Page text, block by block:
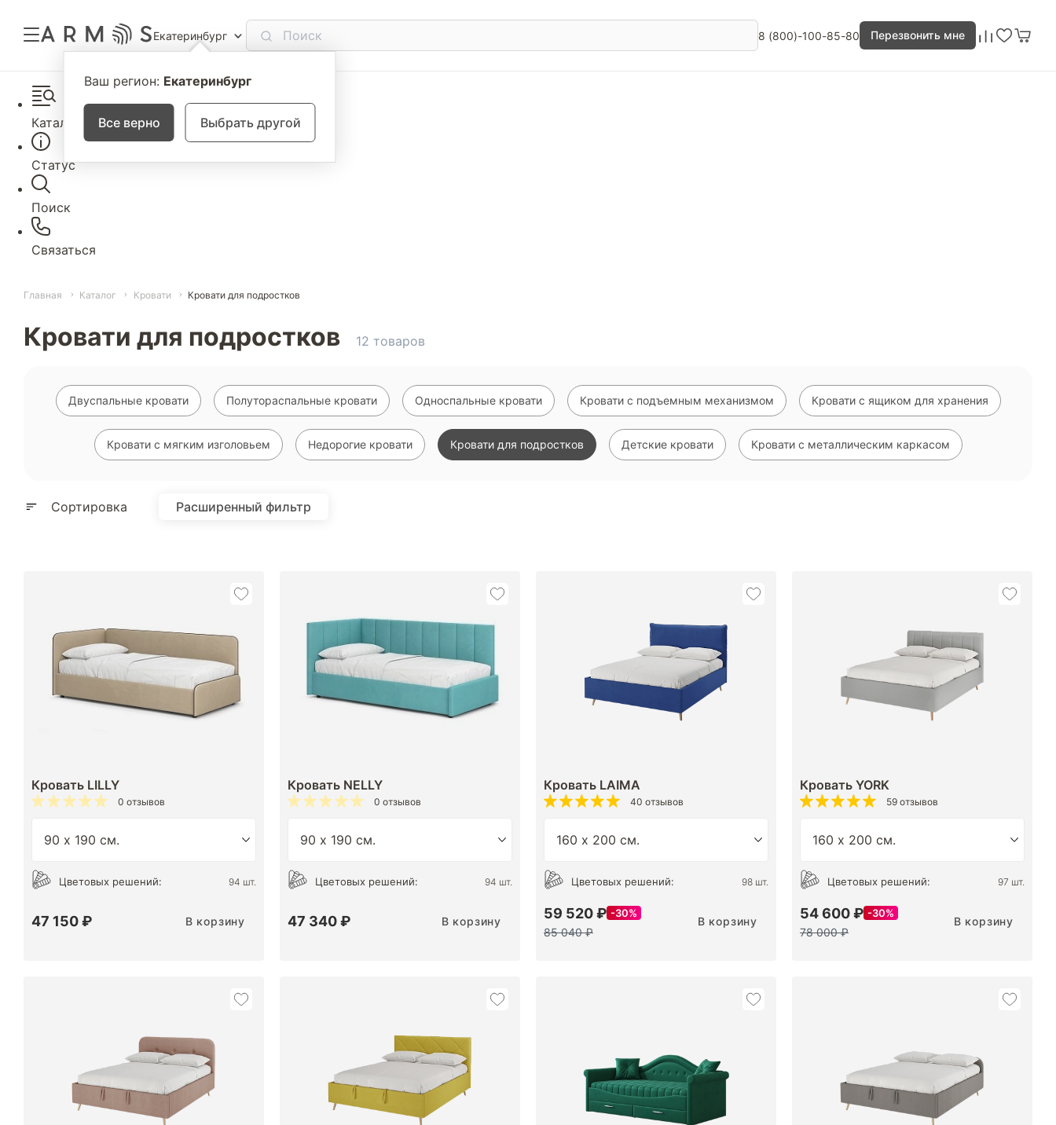
Екатеринбург
Ваш регион: Екатеринбург
Все верно Выбрать другой
8 (800)-100-85-80 Перезвонить мне
Каталог
Статус
Поиск
Связаться
Главная Каталог Кровати Кровати для подростков
Кровати для подростков 12 товаров
Двуспальные кровати Полутораспальные кровати Односпальные кровати Кровати с подъемным механизмом Кровати с ящиком для хранения
Кровати с мягким изголовьем Недорогие кровати Кровати для подростков Детские кровати Кровати с металлическим каркасом
Сортировка Расширенный фильтр
Кровать LILLY
0 отзывов
Цветовых решений: 94 шт.
47 150 ₽ В корзину
Кровать NELLY
0 отзывов
Цветовых решений: 94 шт.
47 340 ₽ В корзину
Кровать LAIMA
40 отзывов
Цветовых решений: 98 шт.
59 520 ₽ 30%
85 040 ₽
В корзину
Кровать YORK
59 отзывов
Цветовых решений: 97 шт.
54 600 ₽ 30%
78 000 ₽
В корзину